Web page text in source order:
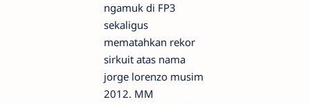
ngamuk di FP3
sekaligus
mematahkan rekor
sirkuit atas nama
jorge lorenzo musim
2012. MM